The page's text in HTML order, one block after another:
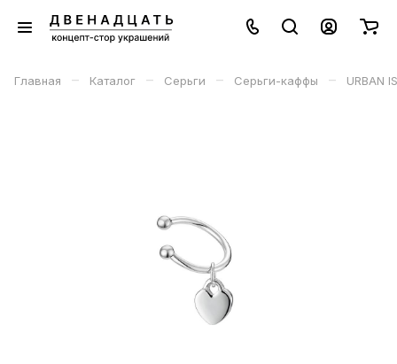
Главная – Каталог – Серьги – Серьги-каффы – URBAN